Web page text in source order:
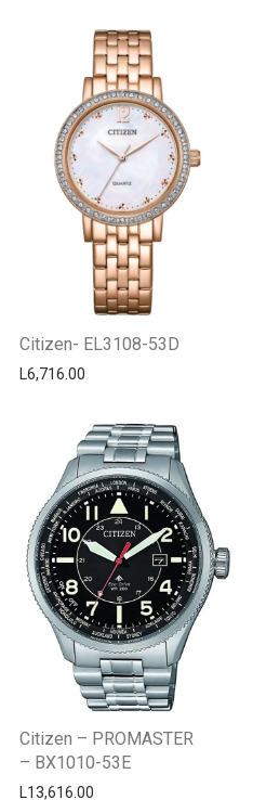
Citizen- EL3108-53D
L6,716.00
Citizen – PROMASTER
– BX1010-53E
L13,616.00